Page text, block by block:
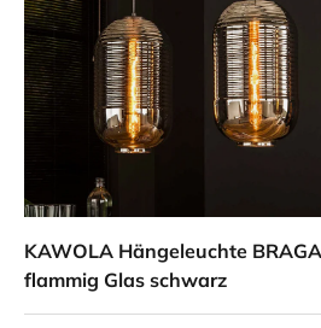
KAWOLA Hängeleuchte
flammig Glas schwarz